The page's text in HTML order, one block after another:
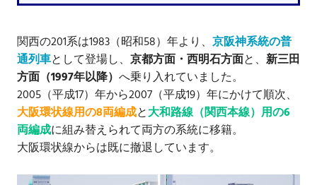
関西の201系は1983（昭和58）年より、 京阪神系統の普
通列車として登場し、 京都方面・西明石方面と、 新三田
方面（1997年以降） へ乗り入れていました。
2005（平成17）年から2007（平成19）年にかけて順次、
大阪環状線用の8両編成と大和路線（関西本線）用の6
両編成に組み替えられて両方の系統に移籍。
大阪環状線からは既に撤退しています。